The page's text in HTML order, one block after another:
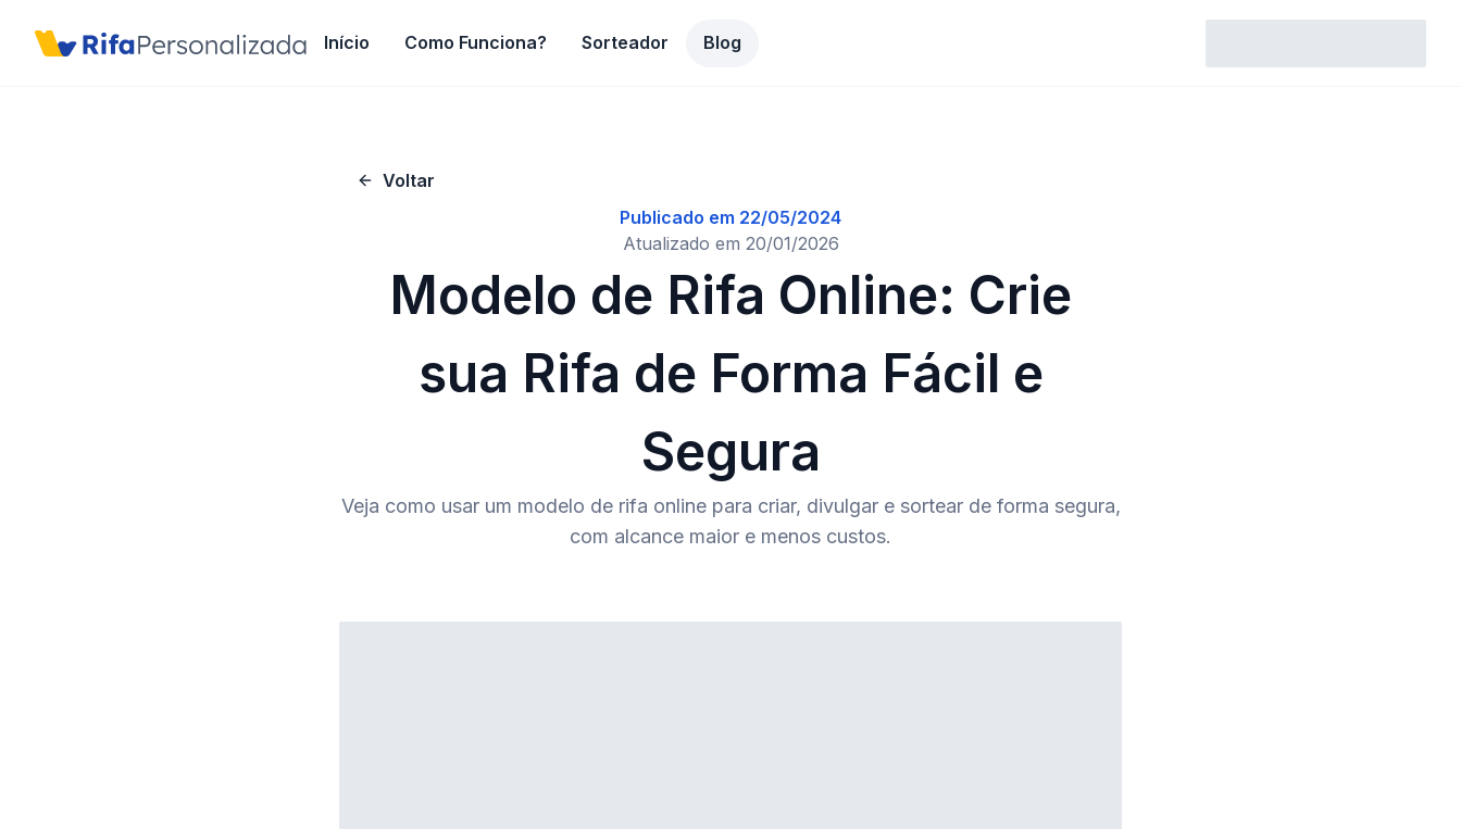
Início Como Funciona? Sorteador Blog
Voltar
Publicado em 22/05/2024
Atualizado em 20/01/2026
Modelo de Rifa Online: Crie
sua Rifa de Forma Fácil e
Segura
Veja como usar um modelo de rifa online para criar, divulgar e sortear de forma segura,
com alcance maior e menos custos.